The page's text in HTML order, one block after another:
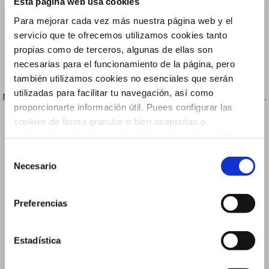
Para mejorar cada vez más nuestra página web y el
servicio que te ofrecemos utilizamos cookies tanto
propias como de terceros, algunas de ellas son
necesarias para el funcionamiento de la página, pero
también utilizamos cookies no esenciales que serán
utilizadas para facilitar tu navegación, así como
proporcionarte información útil. Puees configurar las
cookies de forma granular o bien aceptarlas o
política de cookies
Necesario
Preferencias
Estadística
Suscríbete a nuestra Newsleter
No te pierdas ninguna de nuestras noticias y novedades.
Acepto recibir información y novedades sobre